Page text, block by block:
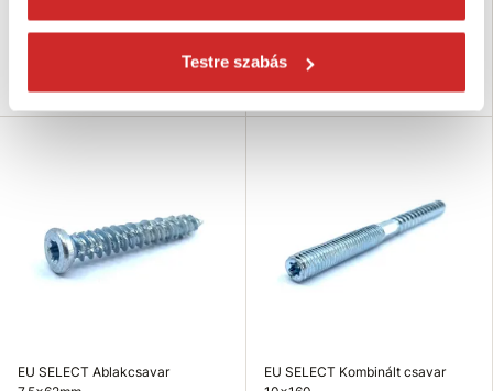
Testre szabás
Raktáron 506 db
Raktáron 434 db
EU SELECT Ablakcsavar
EU SELECT Kombinált csavar